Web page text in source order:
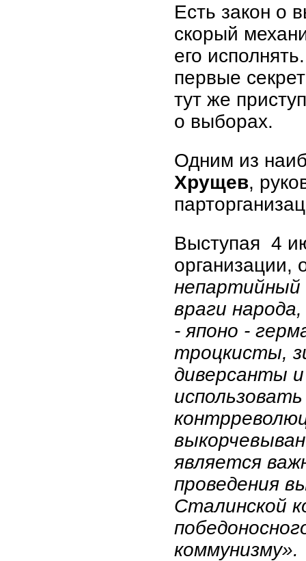
Есть закон о
скорый
его
первые
тут же
о выборах.
Одним из
Хрущев,
Выступая 4
организации,
непартийный
враги
- японо -
троцкисты,
диверсанты
является
проведения
Сталинской
коммунизму».